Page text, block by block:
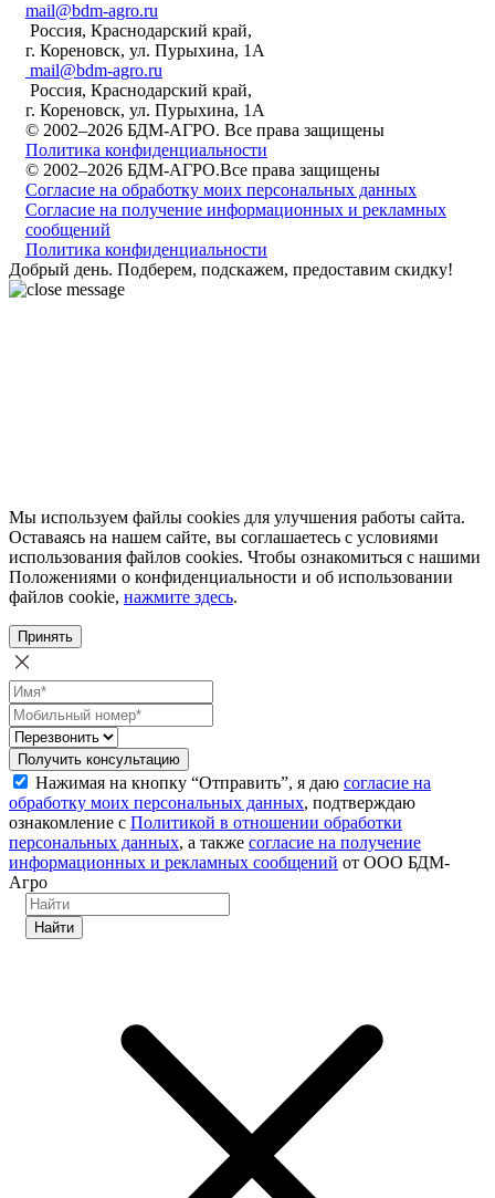
mail@bdm-agro.ru
Россия, Краснодарский край,
г. Кореновск, ул. Пурыхина, 1А
mail@bdm-agro.ru
Россия, Краснодарский край,
г. Кореновск, ул. Пурыхина, 1А
© 2002–2026 БДМ-АГРО. Все права защищены
Политика конфиденциальности
© 2002–2026 БДМ-АГРО.Все права защищены
Согласие на обработку моих персональных данных
Согласие на получение информационных и рекламных
сообщений
Политика конфиденциальности
Добрый день. Подберем, подскажем, предоставим скидку!
Мы используем файлы cookies для улучшения работы сайта.
Оставаясь на нашем сайте, вы соглашаетесь с условиями
использования файлов cookies. Чтобы ознакомиться с нашими
Положениями о конфиденциальности и об использовании
файлов cookie, нажмите здесь.
Принять
Получить консультацию
Нажимая на кнопку “Отправить”, я даю согласие на
обработку моих персональных данных, подтверждаю
ознакомление с Политикой в отношении обработки
персональных данных, а также согласие на получение
информационных и рекламных сообщений от ООО БДМ-
Агро
Найти